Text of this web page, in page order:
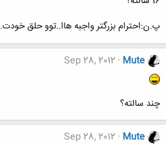
پ.ن:احترام بزرگتر واجبه هاا..توو حلق خودت.
Mute
Sep 28, 2012
چند سالته؟
Mute
Sep 28, 2012